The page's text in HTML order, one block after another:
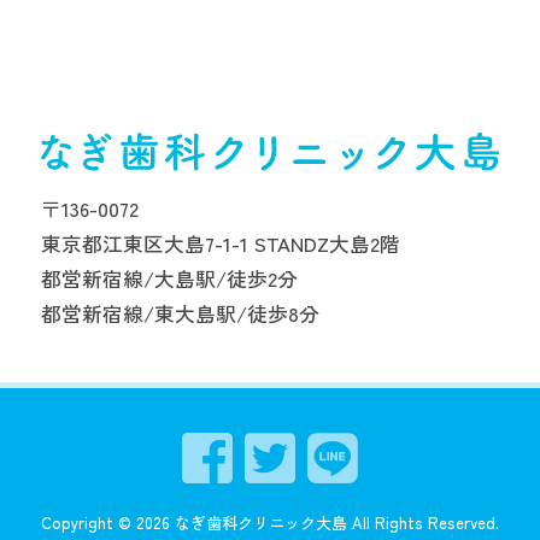
〒136-0072
東京都江東区大島7-1-1 STANDZ大島2階
都営新宿線/大島駅/徒歩2分
都営新宿線/東大島駅/徒歩8分
Copyright © 2026 なぎ歯科クリニック大島 All Rights Reserved.